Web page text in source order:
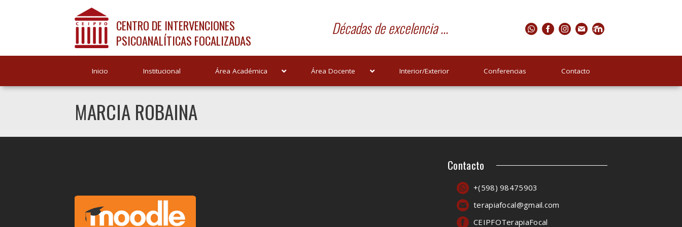
CENTRO DE INTERVENCIONES
PSICOANALÍTICAS FOCALIZADAS
Décadas de excelencia ...
Inicio Institucional Área Académica Área Docente Interior/Exterior Conferencias Contacto
MARCIA ROBAINA
Contacto
+(598) 98475903
terapiafocal@gmail.com
CEIPFOTerapiaFocal